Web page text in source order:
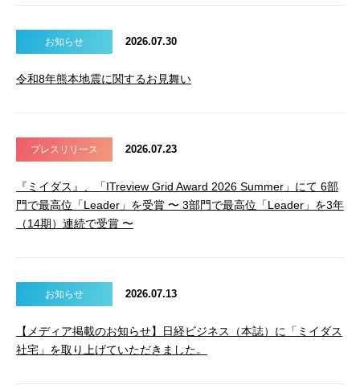
お知らせ 2026.07.30
令和8年熊本地震に関するお見舞い
プレスリリース 2026.07.23
『ミイダス』、「ITreview Grid Award 2026 Summer」にて 6部
門で最高位「Leader」を受賞 〜 3部門で最高位「Leader」を3年
（14期）連続で受賞 〜
お知らせ 2026.07.13
【メディア掲載のお知らせ】日経ビジネス（本誌）に「ミイダス
社宅」を取り上げていただきました。